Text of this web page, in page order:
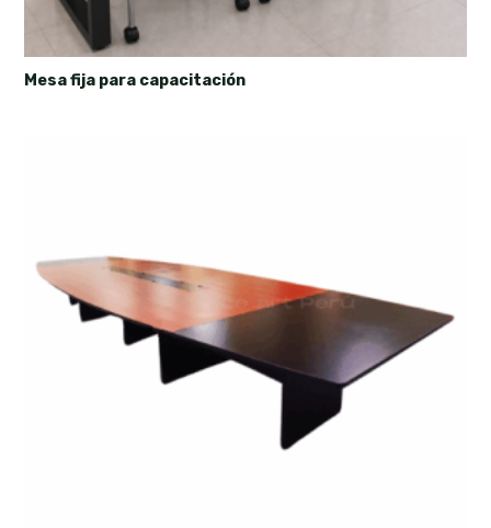
Mesa fija para capacitación